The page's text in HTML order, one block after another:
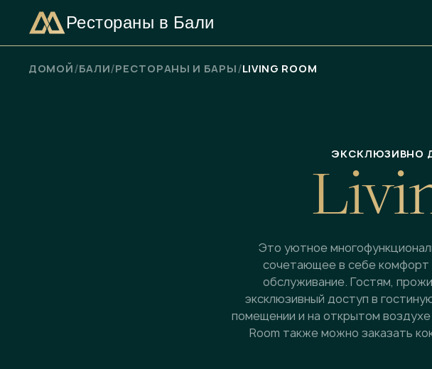
ПРОВЕРЬТЕ НАЛИЧИЕ СВОБОДНЫХ МЕСТ
Рестораны в Бали
ДОМОЙ/БАЛИ/РЕСТОРАНЫ И БАРЫ/LIVING ROOM
ЭКСКЛЮЗИВНО
Livi
Это уютное
сочетающее в себе комфорт
обслуживание. Гостям,
эксклюзивный доступ в
помещении и на открытом
Room также можно заказать